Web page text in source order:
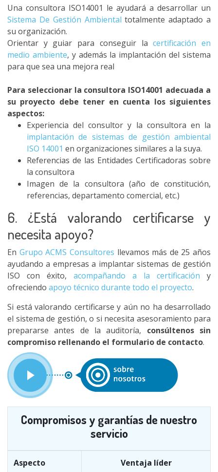
Una consultora ISO14001 le ayudará a desarrollar un
Sistema De Gestión Ambiental totalmente adaptado a
su organización.
Orientar y guiar para conseguir lacertificación en
medio ambiente, y además la implantación del sistema
para que sea una mejora real
Para seleccionar la consultora ISO14001 adecuada a
su proyecto debe tener en cuenta los siguientes
aspectos:
Experiencia del consultor y la consultora en la
implantación de sistemas de gestión ambiental
ISO 14001 en organizaciones similares a la suya.
Referencias de las Entidades Certificadoras sobre
la consultora
Imagen de la consultora (año de constitución,
referencias, departamento comercial, etc.)
6. ¿Está valorando certificarse y
necesita apoyo?
En Grupo ACMS Consultores llevamos más de 25 años
ayudando a empresas a implantar sistemas de gestión
ISO con éxito, acompañando a la certificación y
ofreciendo apoyo técnico durante todo el proyecto.
Si está valorando certificarse y aún no ha desarrollado
el sistema de gestión, o si necesita asesoramiento para
prepararse antes de la auditoría, consúltenos sin
compromiso rellenando el formulario de contacto.
Compromisos y garantías de nuestro
servicio
Aspecto Ventaja líder